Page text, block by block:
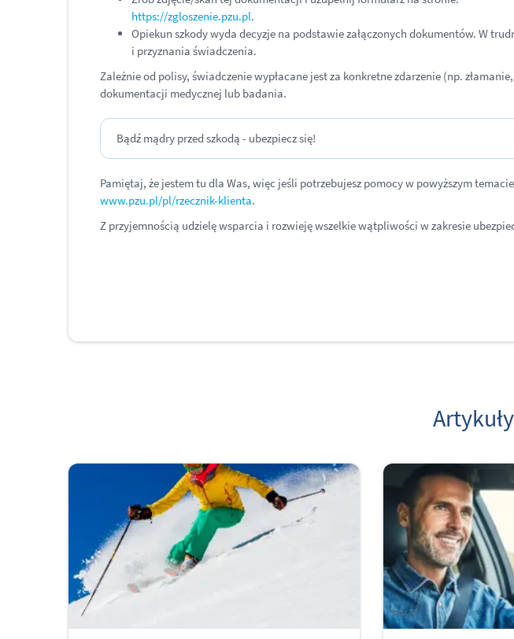
https://zgloszenie.pzu.pl.
Opiekun szkody wyda decyzje na podstawie załączonych dokumentów. W
i przyznania świadczenia.
Zależnie od polisy, świadczenie wypłacane jest za konkretne zdarzenie (np.
dokumentacji medycznej lub badania.
Bądź mądry przed szkodą - ubezpiecz się!
Pamiętaj, że jestem tu dla Was, więc jeśli potrzebujesz pomocy w powyższym
www.pzu.pl/pl/rzecznik-klienta.
Z przyjemnością udzielę wsparcia i rozwieję wszelkie wątpliwości w zakresie